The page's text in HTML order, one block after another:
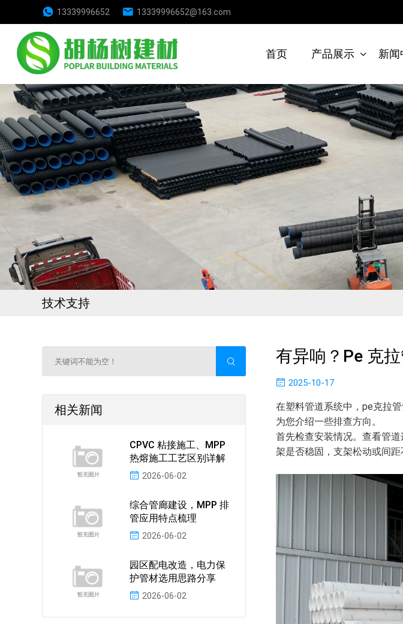
13339996652 13339996652@163.com
首页 产品展示 新闻
技术支持
相关新闻
CPVC 粘接施工、MPP
热熔施工工艺区别详解
2026-06-02
综合管廊建设，MPP 排
管应用特点梳理
2026-06-02
园区配电改造，电力保
护管材选用思路分享
2026-06-02
有异响？pe 克
2025-10-17
在塑料管道系统中，pe克拉
为您介绍一些排查方向。
首先检查安装情况。查看管
架是否稳固，支架松动或间距